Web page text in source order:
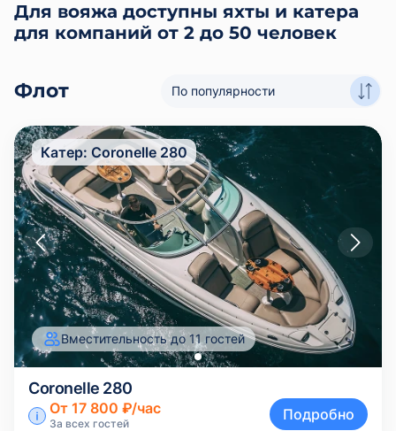
Для вояжа доступны яхты и катера
для компаний от 2 до 50 человек
Флот По популярности
Вместительность до 11 гостей
Катер: Coronelle 280
Coronelle 280
От 17 800 ₽/час
За всех гостей Подробно